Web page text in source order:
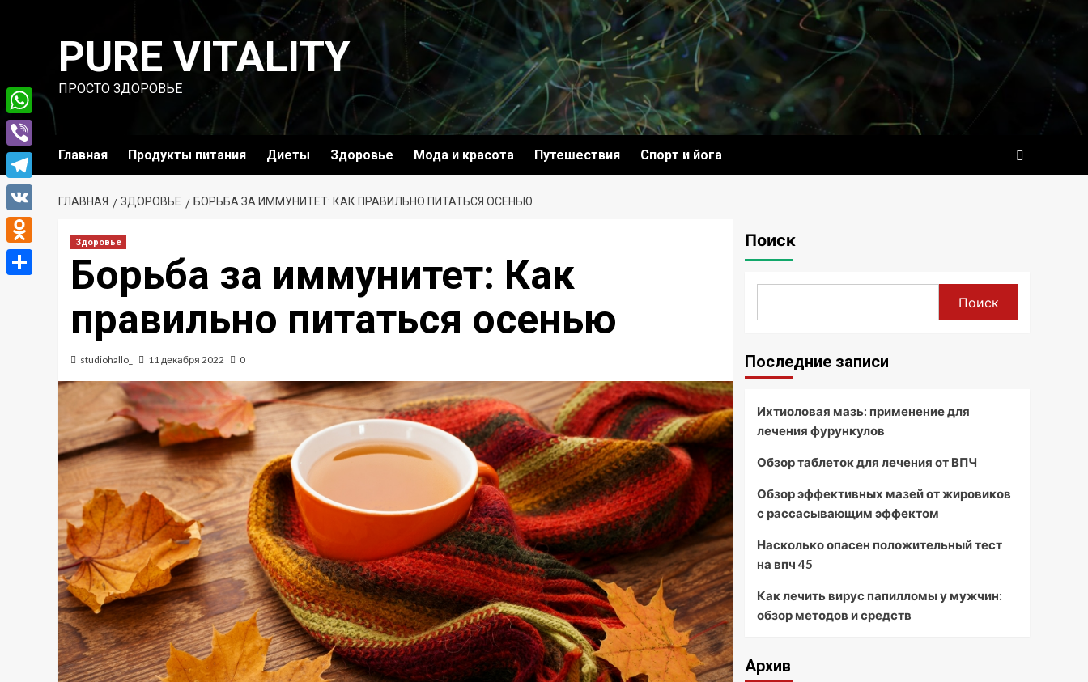
содержимомуPURE VITALITY
ПРОСТО ЗДОРОВЬЕ
Главная Продукты питания Диеты Здоровье Мода и красота Путешествия Спорт и йога
ГЛАВНАЯ ЗДОРОВЬЕ БОРЬБА ЗА ИММУНИТЕТ: КАК ПРАВИЛЬНО ПИТАТЬСЯ ОСЕНЬЮ
Здоровье
Борьба за иммунитет: Как
правильно питаться осенью
studiohallo_ 11 декабря 2022 0
Поиск
Поиск
Последние записи
Ихтиоловая мазь: применение для
лечения фурункулов
Обзор таблеток для лечения от ВПЧ
Обзор эффективных мазей от жировиков
с рассасывающим эффектом
Насколько опасен положительный тест
на впч 45
Как лечить вирус папилломы у мужчин:
обзор методов и средств
Архив
WhatsApp
Viber
Telegram
VK
Odnoklassniki
Отправить